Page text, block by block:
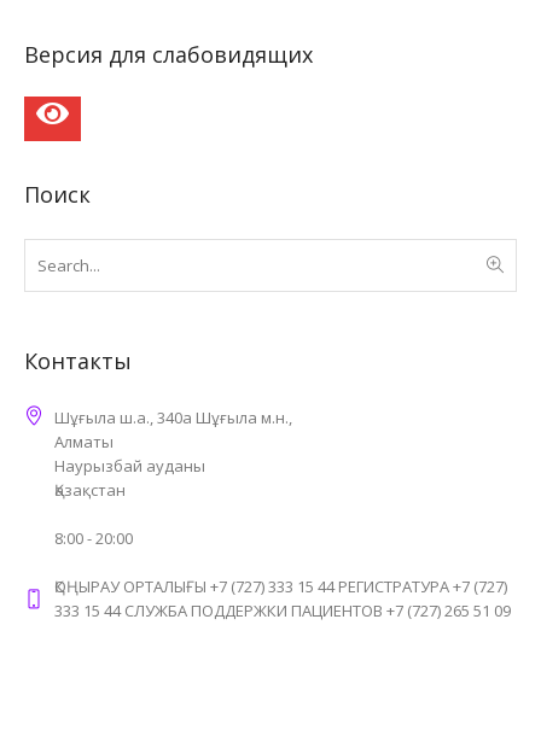
Версия для слабовидящих
Поиск
Контакты
Шұғыла ш.а., 340а Шұғыла м.н.,
Алматы
Наурызбай ауданы
Қазақстан
8:00 - 20:00
ҚОҢЫРАУ ОРТАЛЫҒЫ +7 (727) 333 15 44 РЕГИСТРАТУРА +7 (727)
333 15 44 СЛУЖБА ПОДДЕРЖКИ ПАЦИЕНТОВ +7 (727) 265 51 09